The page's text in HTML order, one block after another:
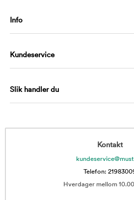
Info
Kundeservice
Slik handler du
Kontakt
Telefon:
Hverdager mellom